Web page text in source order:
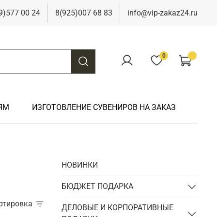
00 24 8(925)007 68 83 info@vip-zakaz24.ru
0
Подарки на юбилей
Подарки химику
Подарки чиновнику/госслужащему
электрику
Подарки к Пасхе
Подарки рыбаку
ИЗГОТОВЛЕНИЕ СУВЕНИРОВ НА ЗАКАЗ
НОВИНКИ
БЮДЖЕТ ПОДАРКА
ДЕЛОВЫЕ И КОРПОРАТИВНЫЕ